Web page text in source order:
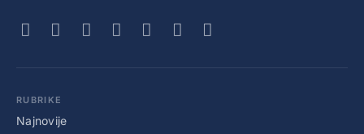
RUBRIKE
Najnovije